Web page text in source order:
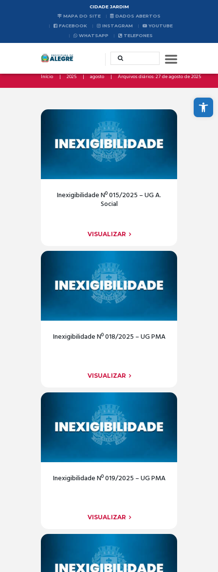
Abrir a barra de ferramentas
CIDADE JARDIM
MAPA DO SITE
DADOS ABERTOS
FACEBOOK
INSTAGRAM
YOUTUBE
WHATSAPP
TELEFONES
Início 2025 agosto Arquivos diários: 27 de agosto de 2025
Inexigibilidade Nº 015/2025 – UG A.
Social
VISUALIZAR
Inexigibilidade Nº 018/2025 – UG PMA
VISUALIZAR
Inexigibilidade Nº 019/2025 – UG PMA
VISUALIZAR